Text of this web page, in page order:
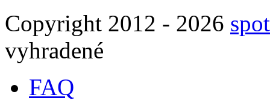
Copyright 2012 - 2026
vyhradené
FAQ